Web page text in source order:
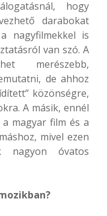
hogy
darabokat
nagyfilmekkel is
van szó. A
merészebb,
de ahhoz
közönségre,
A másik, ennél
magyar film és a
mivel ezen
óvatos